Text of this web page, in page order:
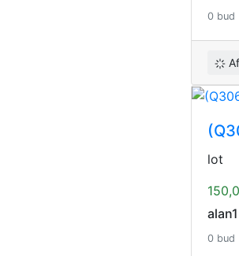
0 bud
lot
alan1
0 bud